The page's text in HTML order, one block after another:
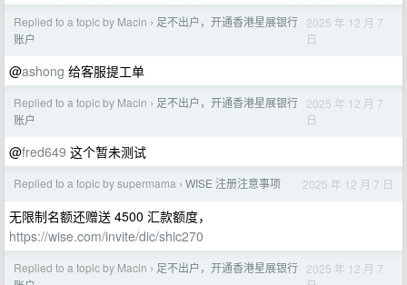
Replied to a topic by Macin › 足不出户，开通香港星展银行
账户
2025 年 12 月 7
日
@ashong 给客服提工单
Replied to a topic by Macin › 足不出户，开通香港星展银行
账户
2025 年 12 月 7
日
@fred649 这个暂未测试
Replied to a topic by supermama › WISE 注册注意事项 2025 年 12 月 7 日
无限制名额还赠送 4500 汇款额度，
https://wise.com/invite/dic/shic270
Replied to a topic by Macin › 足不出户，开通香港星展银行 2025 年 12 月 7